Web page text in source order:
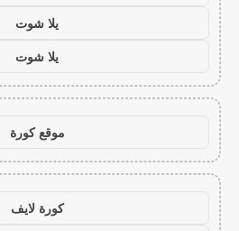
يلا شوت
يلا شوت
موقع كورة
كورة لايف